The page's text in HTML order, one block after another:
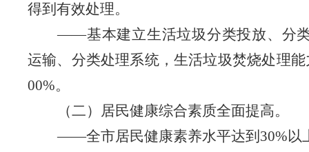
得到有效处理。
——基本建立生活垃圾分类投放、分
运输、分类处理系统，生活垃圾焚烧处理
00%。
（二）居民健康综合素质全面提高。
——全市居民健康素养水平达到 30%以